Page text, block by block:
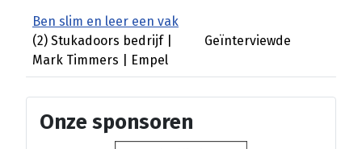
Ben slim en leer een vak
(2) Stukadoors bedrijf |
Mark Timmers | Empel
Geïnterviewde
Onze sponsoren